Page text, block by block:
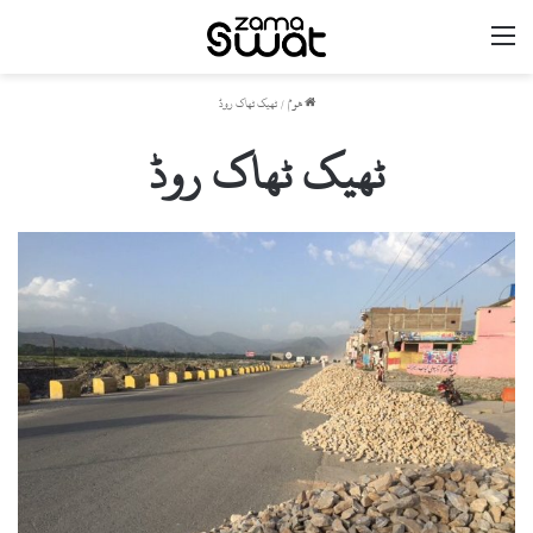
ھوم / ٹھیک ٹھاک روڈ
ٹھیک ٹھاک روڈ